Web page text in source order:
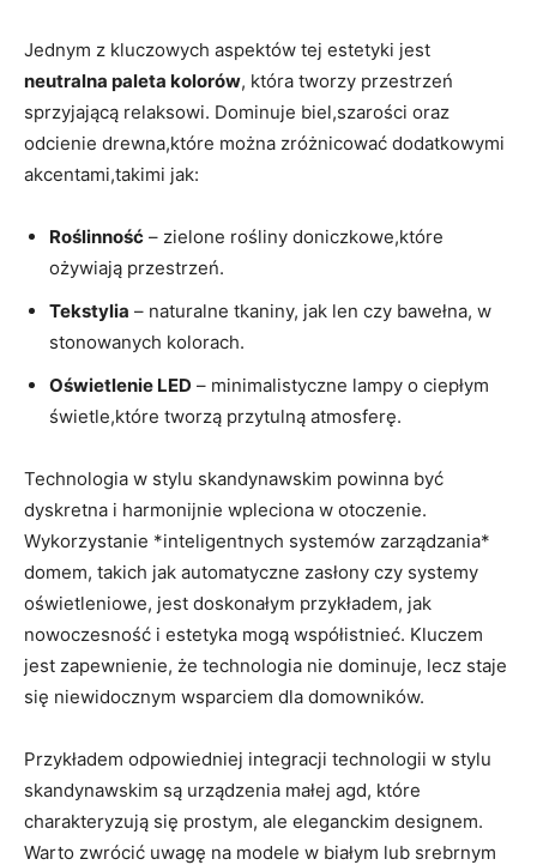
Jednym z kluczowych⁤ aspektów tej estetyki jest​
neutralna paleta kolorów, która tworzy przestrzeń
sprzyjającą relaksowi. Dominuje biel,szarości​ oraz
odcienie drewna,które można zróżnicować dodatkowymi
akcentami,takimi jak:
Roślinność – zielone rośliny doniczkowe,które
ożywiają przestrzeń.
Tekstylia – naturalne tkaniny, jak len ⁢czy bawełna, w
stonowanych ⁣kolorach.
Oświetlenie LED – minimalistyczne‌ lampy o ciepłym
świetle,które tworzą ⁤przytulną​ atmosferę.
Technologia w stylu skandynawskim powinna być
dyskretna i harmonijnie wpleciona w otoczenie.
Wykorzystanie ‍*inteligentnych systemów zarządzania*
domem, takich jak automatyczne zasłony czy systemy⁤
oświetleniowe, jest ​doskonałym przykładem, jak
nowoczesność i estetyka mogą ⁤współistnieć. ⁤Kluczem
jest zapewnienie, że‍ technologia nie dominuje, lecz staje
się niewidocznym wsparciem dla domowników.
Przykładem odpowiedniej integracji technologii w stylu
skandynawskim są urządzenia ​małej agd, które
charakteryzują się prostym, ale eleganckim designem.
Warto zwrócić uwagę na modele w białym lub srebrnym​